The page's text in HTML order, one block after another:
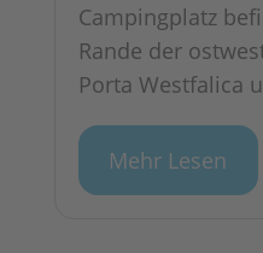
Campingplatz
Rande der
Porta Westfalica
Mehr Lesen